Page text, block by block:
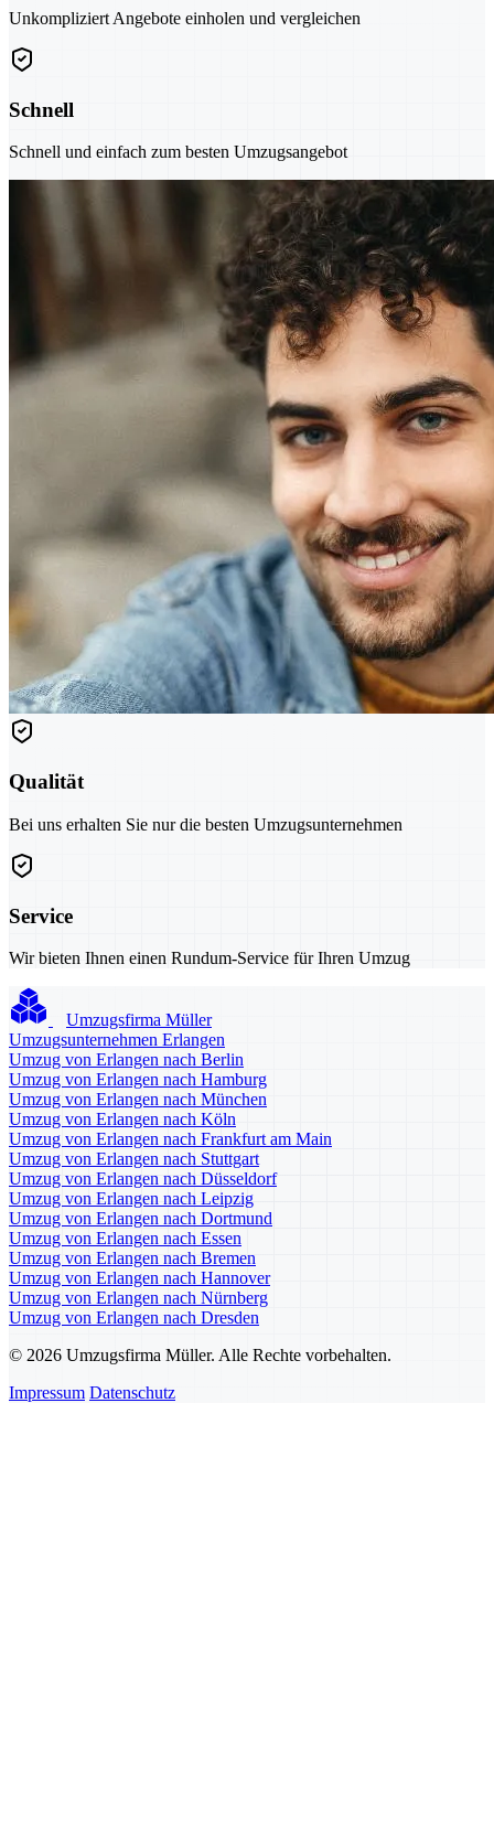
Unkompliziert Angebote einholen und vergleichen
Schnell
Schnell und einfach zum besten Umzugsangebot
Qualität
Bei uns erhalten Sie nur die besten Umzugsunternehmen
Service
Wir bieten Ihnen einen Rundum-Service für Ihren Umzug
Umzugsfirma Müller
Umzugsunternehmen Erlangen
Umzug von Erlangen nach Berlin
Umzug von Erlangen nach Hamburg
Umzug von Erlangen nach München
Umzug von Erlangen nach Köln
Umzug von Erlangen nach Frankfurt am Main
Umzug von Erlangen nach Stuttgart
Umzug von Erlangen nach Düsseldorf
Umzug von Erlangen nach Leipzig
Umzug von Erlangen nach Dortmund
Umzug von Erlangen nach Essen
Umzug von Erlangen nach Bremen
Umzug von Erlangen nach Hannover
Umzug von Erlangen nach Nürnberg
Umzug von Erlangen nach Dresden
© 2026 Umzugsfirma Müller. Alle Rechte vorbehalten.
Impressum Datenschutz